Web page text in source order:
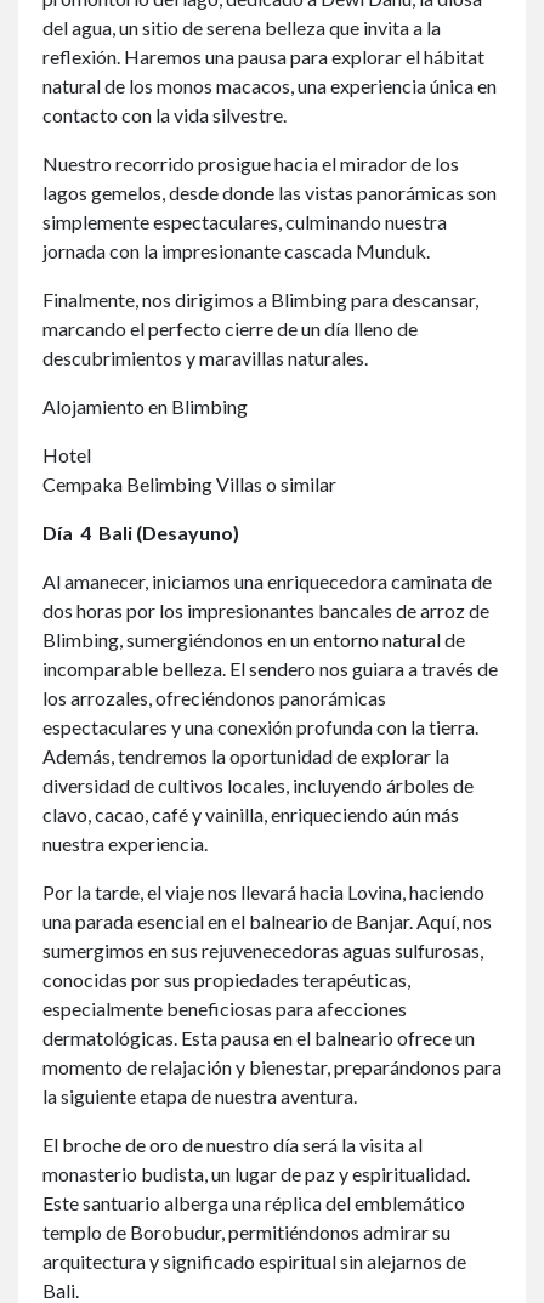
del agua, un sitio de serena belleza que invita a la
reflexión. Haremos una pausa para explorar el hábitat
natural de los monos macacos, una experiencia única en
contacto con la vida silvestre.
Nuestro recorrido prosigue hacia el mirador de los
lagos gemelos, desde donde las vistas panorámicas son
simplemente espectaculares, culminando nuestra
jornada con la impresionante cascada Munduk.
Finalmente, nos dirigimos a Blimbing para descansar,
marcando el perfecto cierre de un día lleno de
descubrimientos y maravillas naturales.
Alojamiento en Blimbing
Hotel
Cempaka Belimbing Villas o similar
Día 4 Bali (Desayuno)
Al amanecer, iniciamos una enriquecedora caminata de
dos horas por los impresionantes bancales de arroz de
Blimbing, sumergiéndonos en un entorno natural de
incomparable belleza. El sendero nos guiara a través de
los arrozales, ofreciéndonos panorámicas
espectaculares y una conexión profunda con la tierra.
Además, tendremos la oportunidad de explorar la
diversidad de cultivos locales, incluyendo árboles de
clavo, cacao, café y vainilla, enriqueciendo aún más
nuestra experiencia.
Por la tarde, el viaje nos llevará hacia Lovina, haciendo
una parada esencial en el balneario de Banjar. Aquí, nos
sumergimos en sus rejuvenecedoras aguas sulfurosas,
conocidas por sus propiedades terapéuticas,
especialmente beneficiosas para afecciones
dermatológicas. Esta pausa en el balneario ofrece un
momento de relajación y bienestar, preparándonos para
la siguiente etapa de nuestra aventura.
El broche de oro de nuestro día será la visita al
monasterio budista, un lugar de paz y espiritualidad.
Este santuario alberga una réplica del emblemático
templo de Borobudur, permitiéndonos admirar su
arquitectura y significado espiritual sin alejarnos de
Bali.